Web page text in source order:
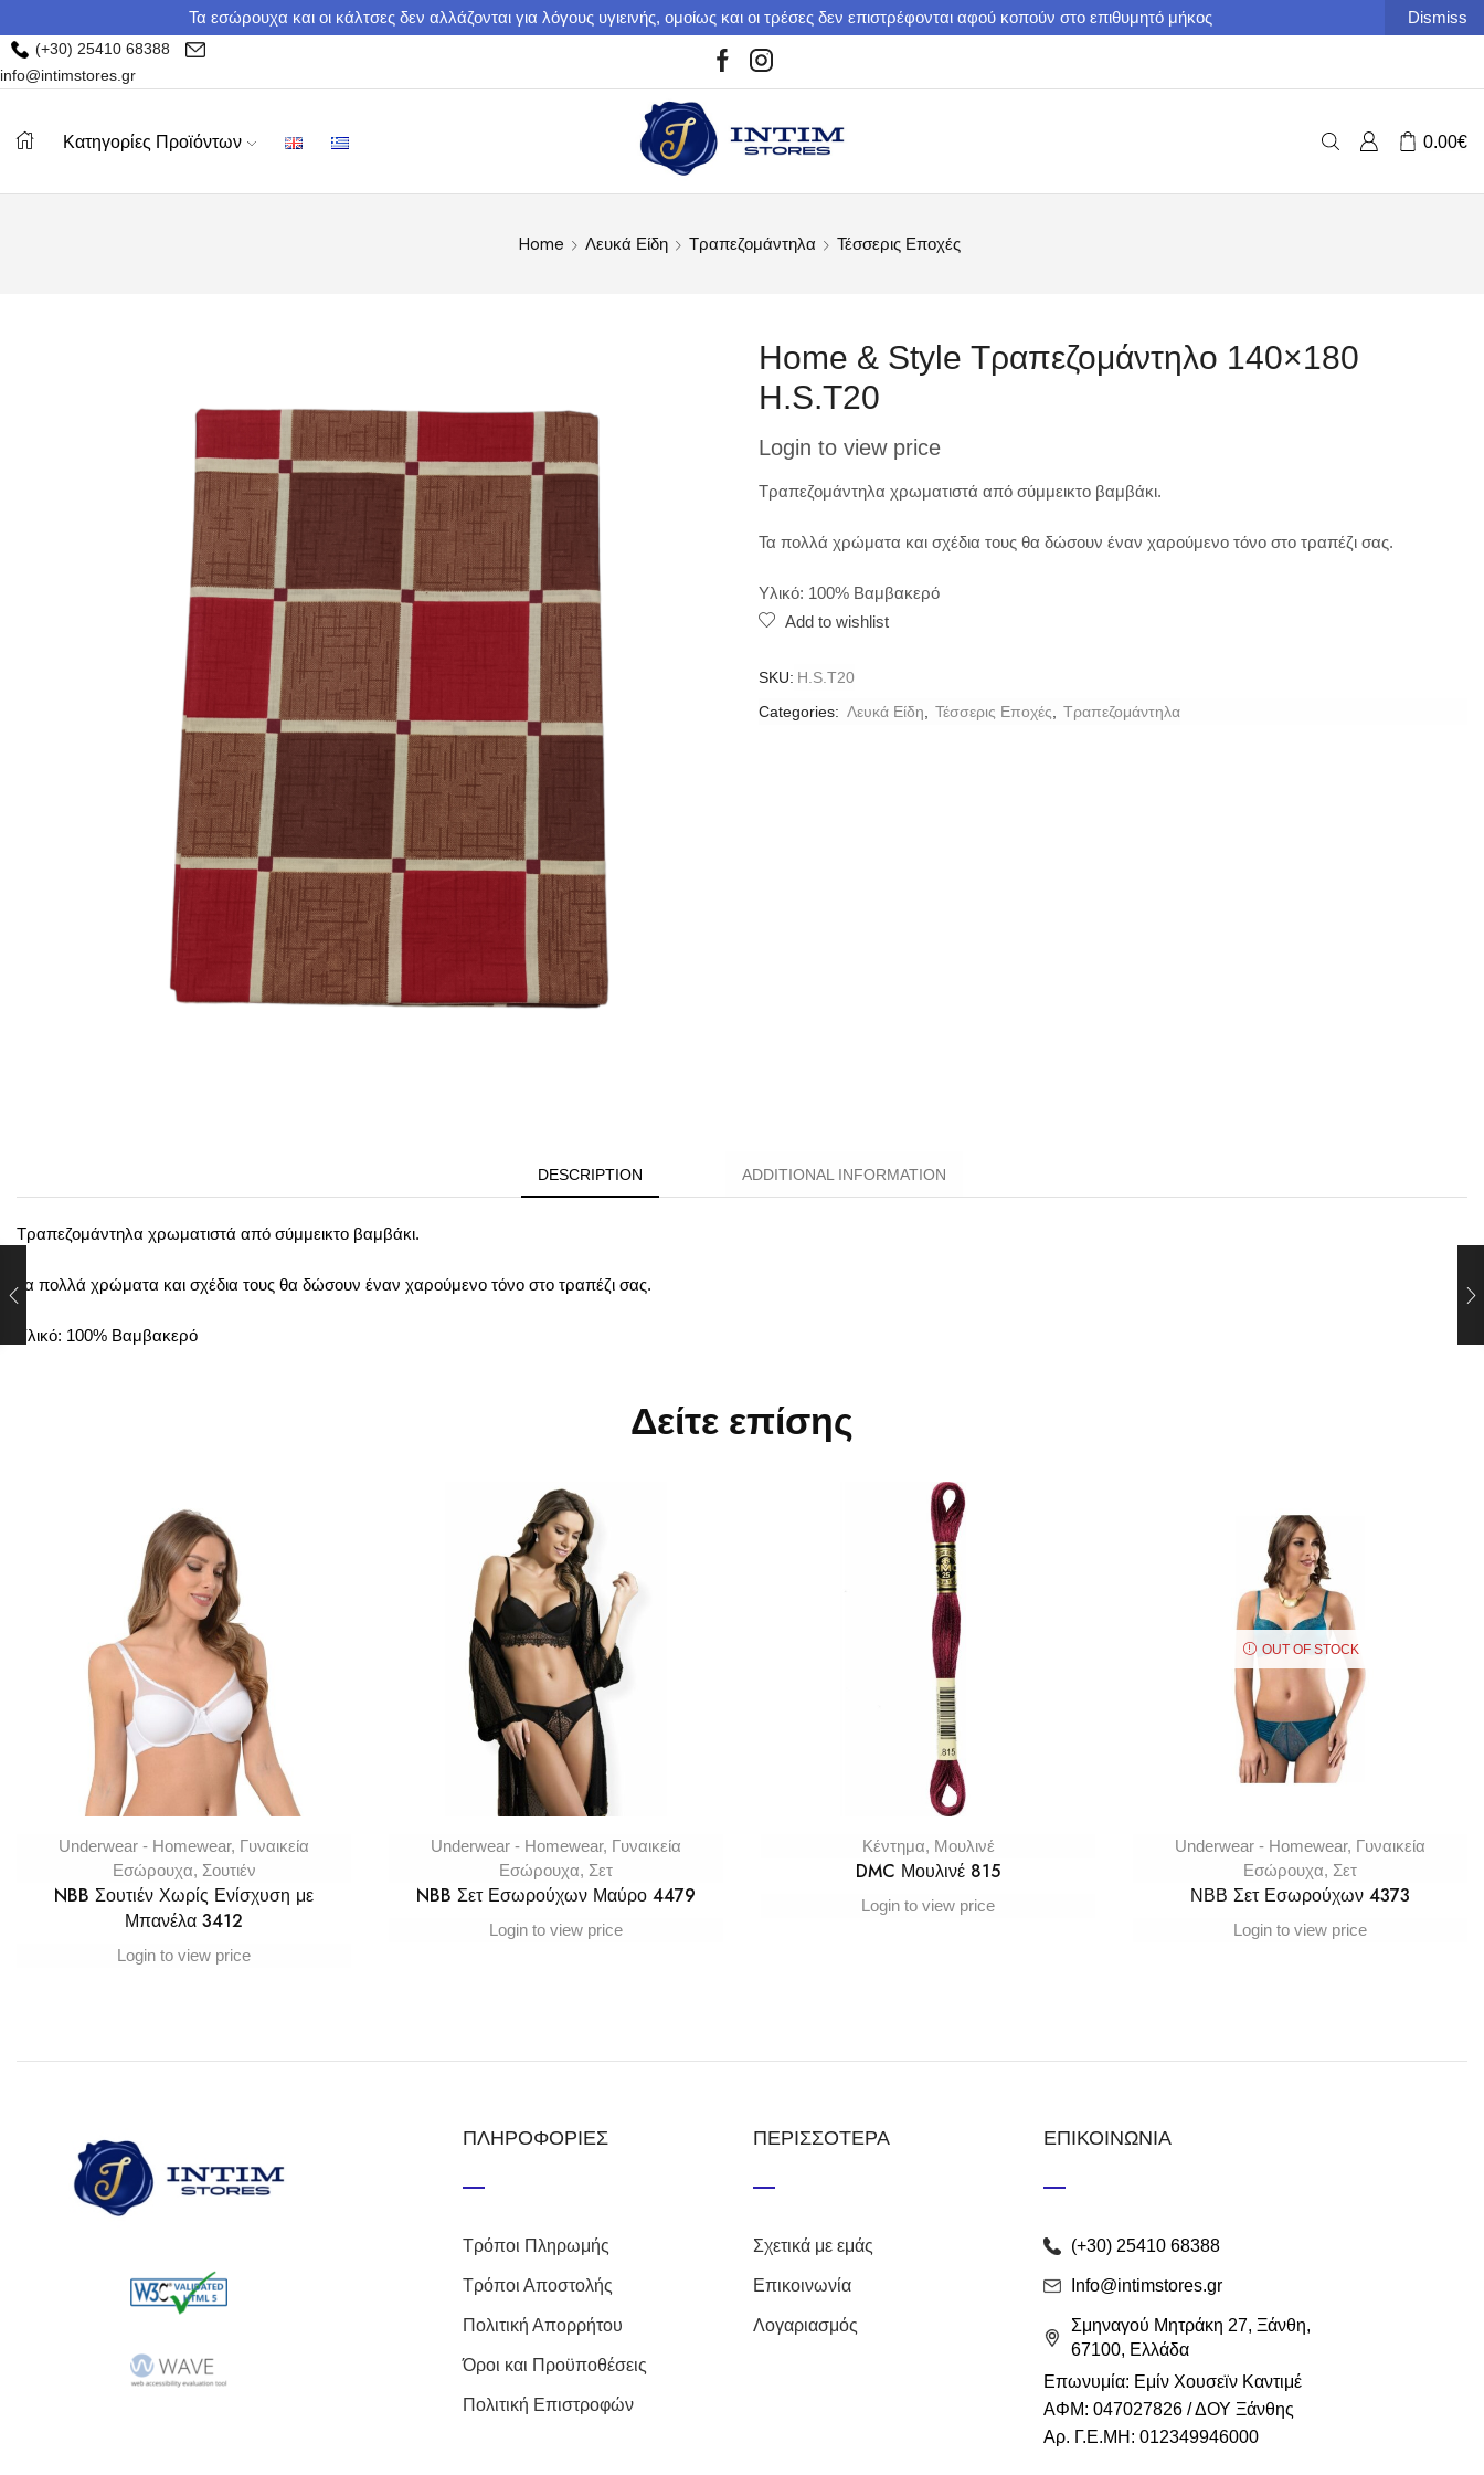
Τα εσώρουχα και οι κάλτσες δεν αλλάζονται για λόγους υγιεινής, ομοίως και οι τρέσες δεν επιστρέφονται αφού κοπούν στο επιθυμητό μήκος Dismiss
(+30) 25410 68388
info@intimstores.gr
Κατηγορίες Προϊόντων 0.00€
Home Λευκά Είδη Τραπεζομάντηλα Τέσσερις Εποχές
Home & Style Τραπεζομάντηλο 140×180
H.S.T20
Login to view price
Τραπεζομάντηλα χρωματιστά από σύμμεικτο βαμβάκι.
Τα πολλά χρώματα και σχέδια τους θα δώσουν έναν χαρούμενο τόνο στο τραπέζι σας.
Υλικό: 100% Βαμβακερό
Add to wishlist
SKU: H.S.T20
Categories: Λευκά Είδη Τέσσερις Εποχές Τραπεζομάντηλα
DESCRIPTION ADDITIONAL INFORMATION
Τραπεζομάντηλα χρωματιστά από σύμμεικτο βαμβάκι.
Τα πολλά χρώματα και σχέδια τους θα δώσουν έναν χαρούμενο τόνο στο τραπέζι σας.
Υλικό: 100% Βαμβακερό
Δείτε επίσης
Underwear - Homewear, Γυναικεία
Εσώρουχα, Σουτιέν
NBB Σουτιέν Χωρίς Ενίσχυση με
Μπανέλα 3412
Login to view price
Underwear - Homewear, Γυναικεία
Εσώρουχα, Σετ
NBB Σετ Εσωρούχων Μαύρο 4479
Login to view price
Κέντημα, Μουλινέ
DMC Μουλινέ 815
Login to view price
OUT OF STOCK
Underwear - Homewear, Γυναικεία
Εσώρουχα, Σετ
ΝΒΒ Σετ Εσωρούχων 4373
Login to view price
ΠΛΗΡΟΦΟΡΙΕΣ
Τρόποι Πληρωμής
Τρόποι Αποστολής
Πολιτική Απορρήτου
Όροι και Προϋποθέσεις
Πολιτική Επιστροφών
ΠΕΡΙΣΣΟΤΕΡΑ
Σχετικά με εμάς
Επικοινωνία
Λογαριασμός
ΕΠΙΚΟΙΝΩΝΙΑ
(+30) 25410 68388
Info@intimstores.gr
Σμηναγού Μητράκη 27, Ξάνθη,
67100, Ελλάδα
Επωνυμία: Εμίν Χουσεϊν Καντιμέ
ΑΦΜ: 047027826 / ΔΟΥ Ξάνθης
Αρ. Γ.Ε.ΜΗ: 012349946000